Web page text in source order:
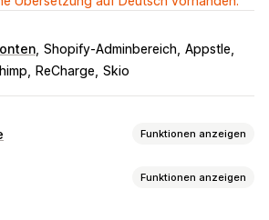
Shopify-Adminbereich Appstle
ReCharge Skio
Funktionen anzeigen
Funktionen anzeigen